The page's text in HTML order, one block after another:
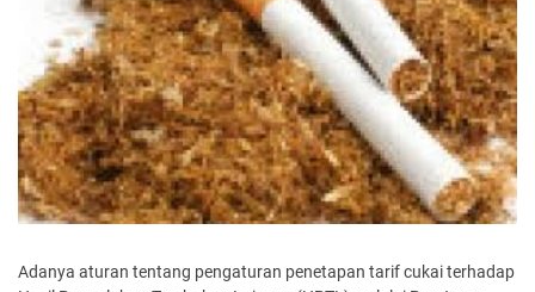
Adanya aturan tentang pengaturan penetapan tarif cukai terhadap